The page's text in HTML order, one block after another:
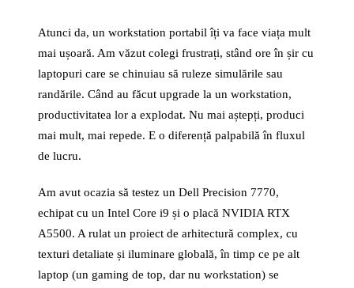
Atunci da, un workstation portabil îți va face viața mult
mai ușoară. Am văzut colegi frustrați, stând ore în șir cu
laptopuri care se chinuiau să ruleze simulările sau
randările. Când au făcut upgrade la un workstation,
productivitatea lor a explodat. Nu mai aștepți, produci
mai mult, mai repede. E o diferență palpabilă în fluxul
de lucru.
Am avut ocazia să testez un Dell Precision 7770,
echipat cu un Intel Core i9 și o placă NVIDIA RTX
A5500. A rulat un proiect de arhitectură complex, cu
texturi detaliate și iluminare globală, în timp ce pe alt
laptop (un gaming de top, dar nu workstation) se